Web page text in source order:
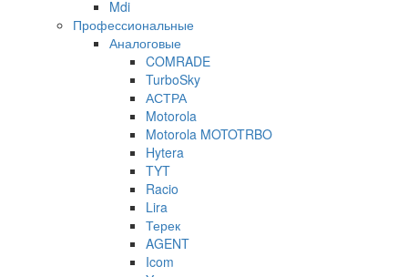
Mdi
Профессиональные
Аналоговые
COMRADE
TurboSky
АСТРА
Motorola
Motorola MOTOTRBO
Hytera
TYT
Racio
Lira
Терек
AGENT
Icom